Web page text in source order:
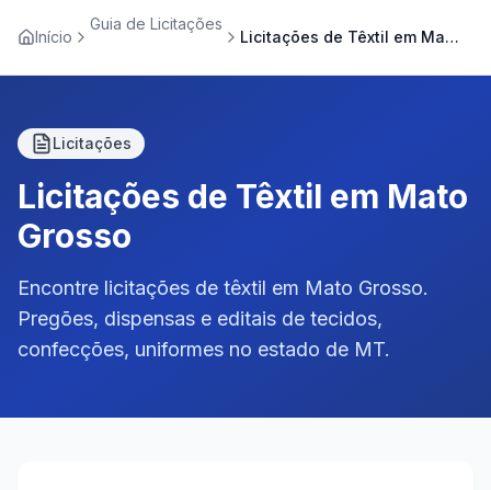
Início
Guia de Licitações
Licitações de Têxtil em Mato Grosso
Licitações
Licitações de Têxtil em Mato
Grosso
Encontre licitações de têxtil em Mato Grosso.
Pregões, dispensas e editais de tecidos,
confecções, uniformes no estado de MT.